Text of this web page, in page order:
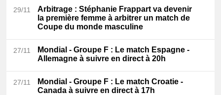
29/11 Arbitrage : Stéphanie Frappart va devenir
la première femme à arbitrer un match de
Coupe du monde masculine
27/11 Mondial - Groupe F : Le match Espagne -
Allemagne à suivre en direct à 20h
27/11 Mondial - Groupe F : Le match Croatie -
Canada à suivre en direct à 17h